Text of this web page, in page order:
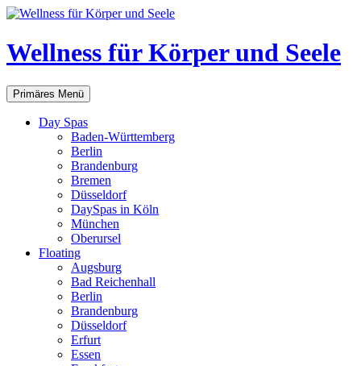
Zum
springen
Wellness für Körper und Seele
Suchen
Primäres Menü
Day Spas
Baden-Württemberg
Berlin
Brandenburg
Bremen
Düsseldorf
DaySpas in Köln
München
Oberursel
Floating
Augsburg
Bad Reichenhall
Berlin
Brandenburg
Düsseldorf
Erfurt
Essen